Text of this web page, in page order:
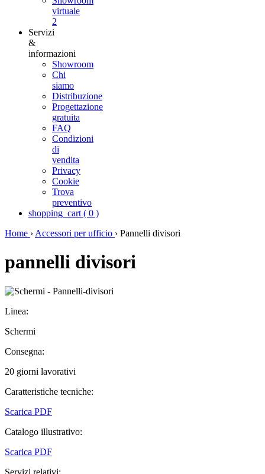
virtuale
2
Servizi
&
informazioni
Showroom
Chi
siamo
Distribuzione
Progettazione
gratuita
FAQ
Condizioni
di
vendita
Privacy
Cookie
Trova
preventivo
shopping_cart ( 0 )
Home › Accessori per ufficio › Pannelli divisori
pannelli divisori
Linea:
Schermi
Consegna:
20 giorni lavorativi
Caratteristiche tecniche:
Scarica PDF
Catalogo illustrativo:
Scarica PDF
Servizi relativi: